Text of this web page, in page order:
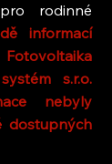
rodinné
informací
s.r.o.
nebyly
dostupných